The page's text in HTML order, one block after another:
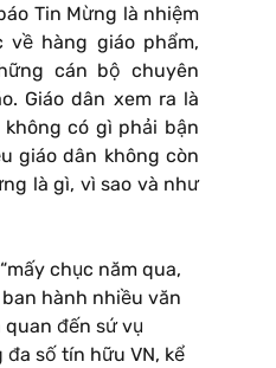
Tin Mừng là nhiệm
hàng giáo phẩm,
cán bộ chuyên
Giáo dân xem ra là
không có gì phải bận
giáo dân không còn
là gì, vì sao và như
chục năm qua,
ban hành nhiều văn
đến sứ vụ
số tín hữu VN, kể